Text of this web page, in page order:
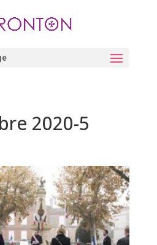
2020-5